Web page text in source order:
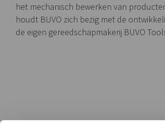
het mechanisch bewerken van
houdt BUVO zich bezig met de
de eigen gereedschapmakerij BUVO